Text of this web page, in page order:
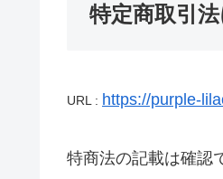
特定商取引
URL : https://purple-
特商法の記載は確認